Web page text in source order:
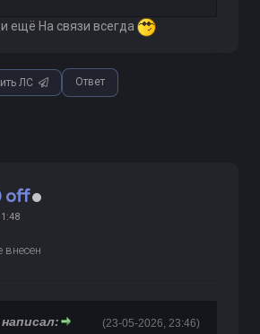
ещё На связи всегда
ЛС Ответ
off
внесен
(23-05-2026, 23:46)